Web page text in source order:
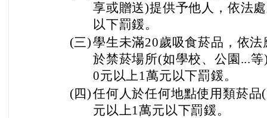
享或贈送)提供予他人，依法
以下罰鍰。
(三)學生未滿20歲吸食菸品，依
於禁菸場所(如學校、公園...
0元以上1萬元以下罰鍰。
(四)任何人於任何地點使用類菸
元以上1萬元以下罰鍰。